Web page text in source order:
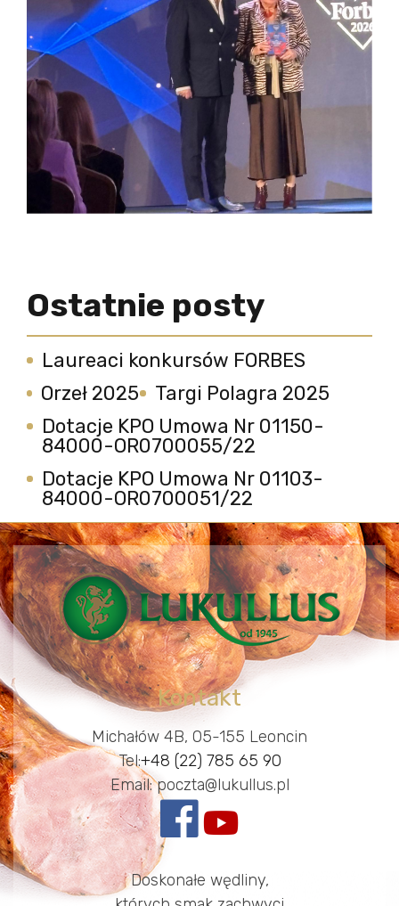
Ostatnie posty
Laureaci konkursów FORBES
Orzeł 2025
Targi Polagra 2025
Dotacje KPO Umowa Nr 01150-
84000-OR0700055/22
Dotacje KPO Umowa Nr 01103-
84000-OR0700051/22
Kontakt
Michałów 4B, 05-155 Leoncin
Tel:+48 (22) 785 65 90
Email: poczta@lukullus.pl
Doskonałe wędliny,